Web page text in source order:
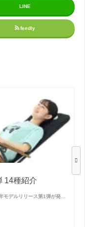
LINE
feedly
14種紹介
モデルリリース第1弾が発…